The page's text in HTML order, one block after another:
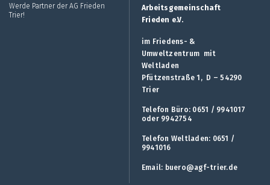
Werde Partner der AG Frieden
Trier!
Arbeitsgemeinschaft
Frieden e.V.
im Friedens- &
Umweltzentrum mit
Weltladen
Pfützenstraße 1, D – 54290
Trier
Telefon Büro: 0651 / 9941017
oder 9942754
Telefon Weltladen: 0651 /
9941016
Email: buero@agf-trier.de